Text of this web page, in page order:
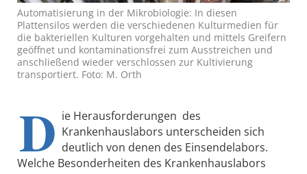
Automatisierung in der Mikrobiologie: In diesen
Plattensilos werden die verschiedenen Kulturmedien für
die bakteriellen Kulturen vorgehalten und mittels Greifern
geöffnet und kontaminationsfrei zum Ausstreichen und
anschließend wieder verschlossen zur Kultivierung
transportiert. Foto: M. Orth
D ie Herausforderungen des
Krankenhauslabors unterscheiden sich
deutlich von denen des Einsendelabors.
Welche Besonderheiten des Krankenhauslabors